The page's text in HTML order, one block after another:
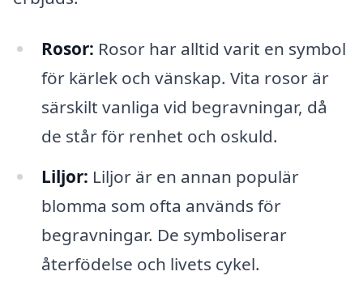
Rosor: Rosor har alltid varit en symbol
för kärlek och vänskap. Vita rosor är
särskilt vanliga vid begravningar, då
de står för renhet och oskuld.
Liljor: Liljor är en annan populär
blomma som ofta används för
begravningar. De symboliserar
återfödelse och livets cykel.